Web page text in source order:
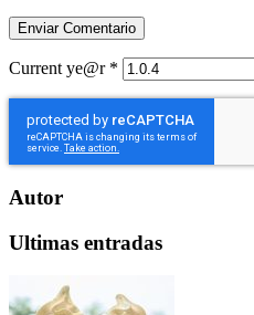
Current ye@r *
Autor
Ultimas entradas